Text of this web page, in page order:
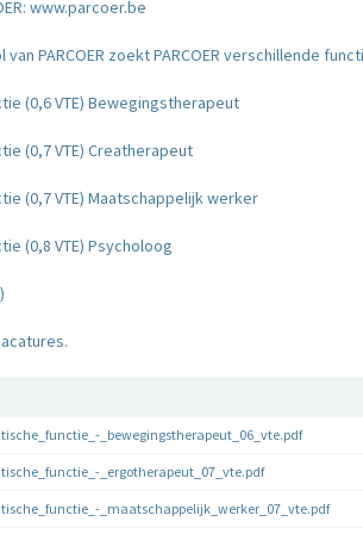
www.parcoer.be
PARCOER zoekt PARCOER verschillende
(0,6 VTE) Bewegingstherapeut
(0,7 VTE) Creatherapeut
(0,7 VTE) Maatschappelijk werker
(0,8 VTE) Psycholoog
_bewegingstherapeut_06_vte.pdf
_ergotherapeut_07_vte.pdf
_maatschappelijk_werker_07_vte.pdf